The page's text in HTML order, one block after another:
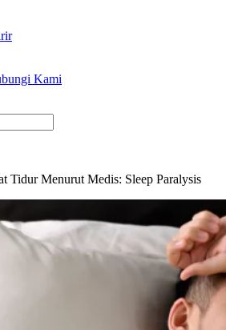
Kami
Tidur Menurut Medis: Sleep Paralysis